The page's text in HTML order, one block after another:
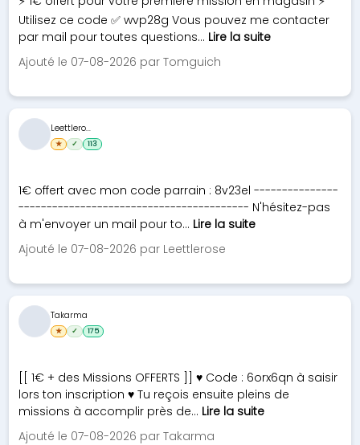
Utilisez ce code ✅ wvp28g Vous pouvez me contacter
par mail pour toutes questions... Lire la suite
Ajouté le 07-08-2026 par Tomguich
1€ offert avec mon code parrain : 8v23el ---------------
----------------------------------------- N'hésitez-pas
à m'envoyer un mail pour to... Lire la suite
Ajouté le 07-08-2026 par Leettlerose
Leettlero...
★ ✓ 113
[[ 1€ + des Missions OFFERTS ]] ♥ Code : 6orx6qn à saisir
lors ton inscription ♥ Tu reçois ensuite pleins de
missions à accomplir près de... Lire la suite
Ajouté le 07-08-2026 par Takarma
Takarma
★ ✓ 175